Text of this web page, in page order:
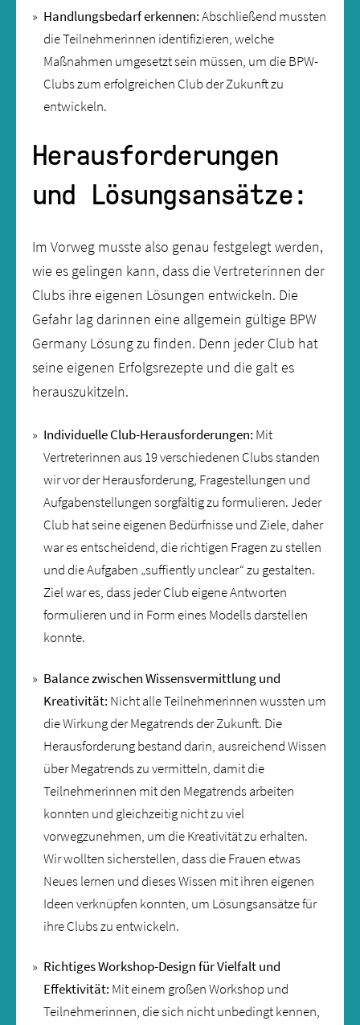
Handlungsbedarf erkennen:Abschließend mussten
die Teilnehmerinnen identifizieren, welche
Maßnahmen umgesetzt sein müssen, um die BPW-
Clubs zum erfolgreichen Club der Zukunft zu
entwickeln.
Herausforderungen
und Lösungsansätze:
Im Vorweg musste also genau festgelegt werden,
wie es gelingen kann, dass die Vertreterinnen der
Clubs ihre eigenen Lösungen entwickeln. Die
Gefahr lag darinnen eine allgemein gültige BPW
Germany Lösung zu finden. Denn jeder Club hat
seine eigenen Erfolgsrezepte und die galt es
herauszukitzeln.
Individuelle Club-Herausforderungen: Mit
Vertreterinnen aus 19 verschiedenen Clubs standen
wir vor der Herausforderung, Fragestellungen und
Aufgabenstellungen sorgfältig zu formulieren. Jeder
Club hat seine eigenen Bedürfnisse und Ziele, daher
war es entscheidend, die richtigen Fragen zu stellen
und die Aufgaben „suffiently unclear“ zu gestalten.
Ziel war es, dass jeder Club eigene Antworten
formulieren und in Form eines Modells darstellen
konnte.
Balance zwischen Wissensvermittlung und
Kreativität: Nicht alle Teilnehmerinnen wussten um
die Wirkung der Megatrends der Zukunft. Die
Herausforderung bestand darin, ausreichend Wissen
über Megatrends zu vermitteln, damit die
Teilnehmerinnen mit den Megatrends arbeiten
konnten und gleichzeitig nicht zu viel
vorwegzunehmen, um die Kreativität zu erhalten.
Wir wollten sicherstellen, dass die Frauen etwas
Neues lernen und dieses Wissen mit ihren eigenen
Ideen verknüpfen konnten, um Lösungsansätze für
ihre Clubs zu entwickeln.
Richtiges Workshop-Design für Vielfalt und
Effektivität: Mit einem großen Workshop und
Teilnehmerinnen, die sich nicht unbedingt kennen,